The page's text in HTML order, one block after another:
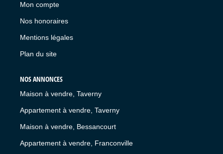
Mon compte
Nos honoraires
Mentions légales
Plan du site
NOS ANNONCES
Maison à vendre, Taverny
Appartement à vendre, Taverny
Maison à vendre, Bessancourt
Appartement à vendre, Franconville